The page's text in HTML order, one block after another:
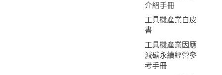
介紹手冊
工具機產業白皮
書
工具機產業因應
減碳永續經營參
考手冊